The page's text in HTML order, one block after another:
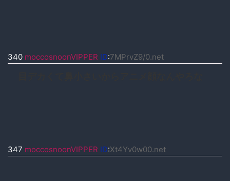
340 moccosnoonVIPPER ID:7MPrvZ9/0.net
347 moccosnoonVIPPER ID:Xt4Yv0w00.net